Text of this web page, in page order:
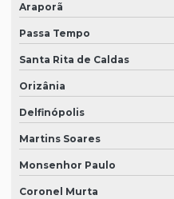
Araporã
Passa Tempo
Santa Rita de Caldas
Orizânia
Delfinópolis
Martins Soares
Monsenhor Paulo
Coronel Murta